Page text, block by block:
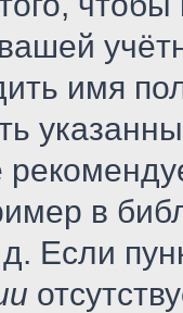
имя
в
д. Если